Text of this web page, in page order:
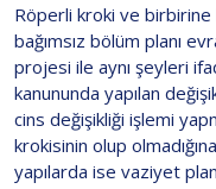
Röperli kroki ve birbirine
bağımsız bölüm planı
projesi ile aynı şeyleri
kanununda yapılan
cins değişikliği işlemi
krokisinin olup
yapılarda ise vaziyet